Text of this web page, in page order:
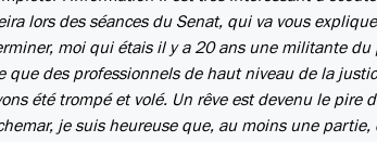
lors des séances du Senat, qui va vous
moi qui étais il y a 20 ans une militante
que des professionnels de haut niveau de la
été trompé et volé. Un rêve est devenu le pire
je suis heureuse que, au moins une